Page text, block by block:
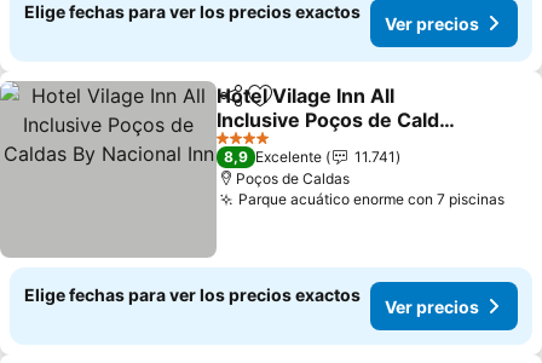
Elige fechas para ver los precios exactos
Ver precios
CompartirAgregar a favoritos
Hotel Vilage Inn All
Inclusive Poços de Caldas
By Nacional Inn
Ver precios
4 Estrellas
8,9 Excelente
11.741
Poços de Caldas
Parque acuático enorme con 7 piscinasVer
Elige fechas para ver los precios exactos
Ver precios